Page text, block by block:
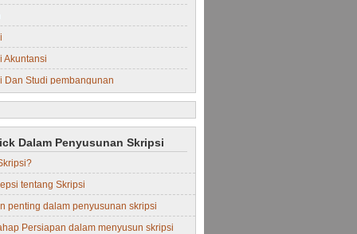
Akuntansi
Dan Studi pembangunan
Manajemen
Dalam Penyusunan Skripsi
tentang Skripsi
penting dalam penyusunan skripsi
Persiapan dalam menyusun skripsi